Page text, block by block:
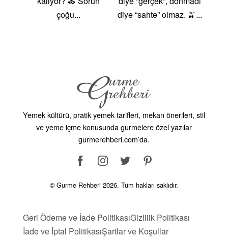
mutfağı, taze ve doğal malzemeler kullanarak
besleyici ve dengeli bir beslenme sağlar. Özellikle
ürünler, sağlıklı ve katkısız beslenmeyi destekler.
Tariflerimizi KeşfedinSayfamızda sunduğumuz İsviçre
mutfağı tarifleriyle, bu zengin ve çeşitli tatları
mutfağınıza taşıyabilirsiniz. Her tarif, İsviçre’nin
geleneksel tatlarını ve pişirme yöntemlerini yansıtır.
İsviçre mutfağının bu özel lezzetlerini keşfetmek ve
sofralarınızı şenlendirmek için tariflerimizi deneyin.
Yemek kültürü, pratik yemek tarifleri, mekan önerileri, stil
ve yeme içme konusunda gurmelere özel yazılar
gurmerehberi.com’da.
© Gurme Rehberi 2026. Tüm hakları saklıdır.
Geri Ödeme ve İade PolitikasıGizlilik Politikası
İade ve İptal PolitikasıŞartlar ve Koşullar